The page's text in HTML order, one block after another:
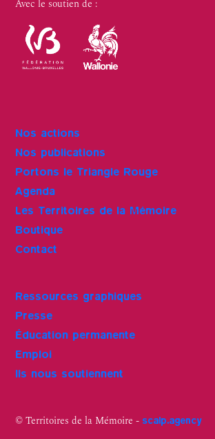
Avec le soutien de :
Nos actions
Nos publications
Portons le Triangle Rouge
Agenda
Les Territoires de la Mémoire
Boutique
Contact
Ressources graphiques
Presse
Éducation permanente
Emploi
Ils nous soutiennent
© Territoires de la Mémoire - scalp.agency